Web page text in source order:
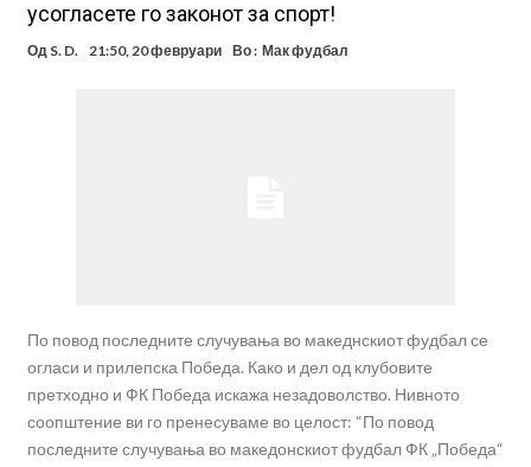
усогласете го законот за спорт!
Од S. D. 21:50, 20 февруари Во : Мак фудбал
По повод последните случувања во македнскиот фудбал се
огласи и прилепска Победа. Како и дел од клубовите
претходно и ФК Победа искажа незадоволство. Нивното
соопштение ви го пренесуваме во целост: “По повод
последните случувања во македонскиот фудбал ФК „Победа“